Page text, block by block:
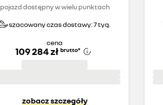
pojazd dostępny w wielu punktach
szacowany czas dostawy: 7 tyg.
cena
109 284 zł brutto*
zobacz szczegóły